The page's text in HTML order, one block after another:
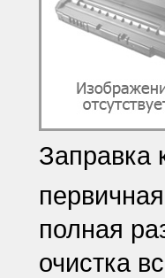
Заправка
полная
очистка